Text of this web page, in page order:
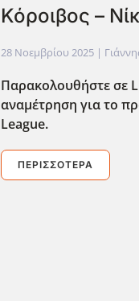
Κόροιβος –
28 Νοεμβρίου 2025|
Παρακολουθήστε σε
αναμέτρηση για το
League.
ΠΕΡΙΣΣΌΤΕΡΑ